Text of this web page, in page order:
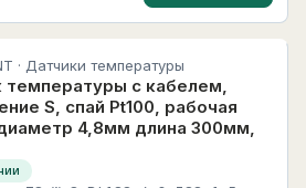
· Датчики температуры
температуры с кабелем,
S, спай Pt100, рабочая
4,8мм длина 300мм,